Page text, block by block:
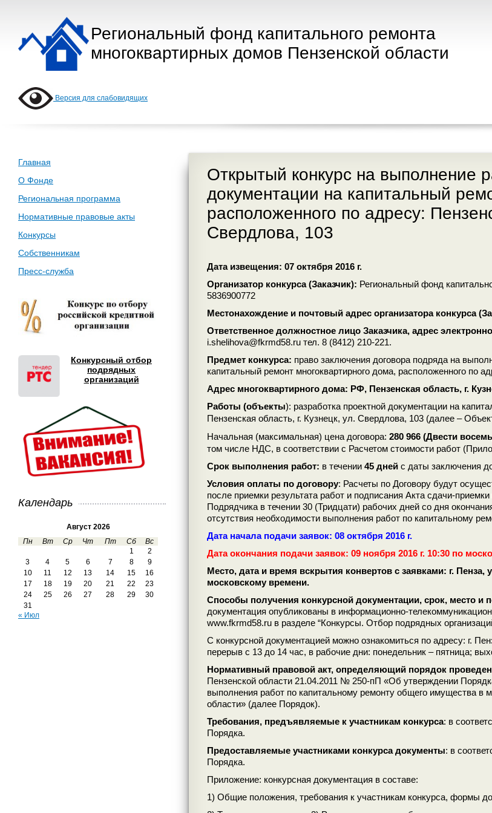
Региональный фонд капитального ремонта
многоквартирных домов Пензенской области
Версия для слабовидящих
Главная
О Фонде
Региональная программа
Нормативные правовые акты
Конкурсы
Собственникам
Пресс-служба
Конкурсный отбор
подрядных
организаций
Календарь
Август 2026
Пн
Вт Ср Чт Пт Сб
Вс
1
2
3
4 5 6 7 8
9
10
11 12 13 14 15
16
17
18 19 20 21 22
23
24
25 26 27 28 29
30
31
« Июл
Открытый конкурс на выполнение
документации на капитальный
расположенного по адресу:
Свердлова, 103
Дата извещения: 07 октября 2016 г.
Организатор конкурса (Заказчик): Региональный фонд
5836900772
Местонахождение и почтовый адрес организатора конкурса
Ответственное должностное лицо Заказчика, адрес
i.shelihova@fkrmd58.ru тел. 8 (8412) 210-221.
Предмет конкурса: право заключения договора подряда на
капитальный ремонт многоквартирного дома, расположенного по
Адрес многоквартирного дома: РФ, Пензенская область, г.
Работы (объекты): разработка проектной документации на
Пензенская область, г. Кузнецк, ул. Свердлова, 103 (далее –
Начальная (максимальная) цена договора:280 966 (Двести
том числе НДС, в соответствии с Расчетом стоимости работ
Срок выполнения работ: в течении45 днейс даты заключения
Условия оплаты по договору: Расчеты по Договору будут
после приемки результата работ и подписания Акта сдачи-
Подрядчика в течении 30 (Тридцати) рабочих дней со дня
отсутствия необходимости выполнения работ по капитальному
Дата начала подачи заявок: 08 октября 2016 г.
Дата окончания подачи заявок: 09 ноября 2016 г. 10:30 по
Место, дата и время вскрытия конвертов с заявками: г. Пенза,
московскому времени.
Способы получения конкурсной документации, срок, место и
документация опубликованы в информационно-
www.fkrmd58.ru в разделе “Конкурсы. Отбор подрядных
С конкурсной документацией можно ознакомиться по адресу: г.
перерыв с 13 до 14 час, в рабочие дни: понедельник – пятница;
Нормативный правовой акт, определяющий порядок
Пензенской области 21.04.2011 № 250-пП «Об утверждении
выполнения работ по капитальному ремонту общего имущества в
области» (далее Порядок).
Требования, предъявляемые к участникам конкурса: в
Порядка.
Предоставляемые участниками конкурса документы: в
Порядка.
Приложение: конкурсная документация в составе:
1) Общие положения, требования к участникам конкурса, формы